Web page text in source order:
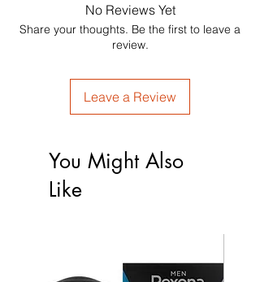
No Reviews Yet
Share your thoughts. Be the first to leave a
review.
Leave a Review
You Might Also
Like